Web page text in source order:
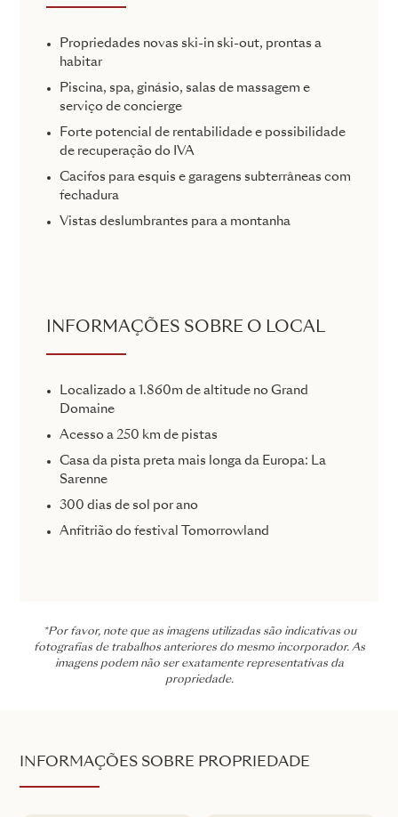
Propriedades novas ski-in ski-out, prontas a
habitar
Piscina, spa, ginásio, salas de massagem e
serviço de concierge
Forte potencial de rentabilidade e possibilidade
de recuperação do IVA
Cacifos para esquis e garagens subterrâneas com
fechadura
Vistas deslumbrantes para a montanha
INFORMAÇÕES SOBRE O LOCAL
Localizado a 1.860m de altitude no Grand
Domaine
Acesso a 250 km de pistas
Casa da pista preta mais longa da Europa: La
Sarenne
300 dias de sol por ano
Anfitrião do festival Tomorrowland
*Por favor, note que as imagens utilizadas são indicativas ou
fotografias de trabalhos anteriores do mesmo incorporador. As
imagens podem não ser exatamente representativas da
propriedade.
INFORMAÇÕES SOBRE PROPRIEDADE